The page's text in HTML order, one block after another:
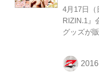
キーコン
ファンか
承をえて
4月17日（
RIZIN.1』
グッズが
れるグッ
グッズを